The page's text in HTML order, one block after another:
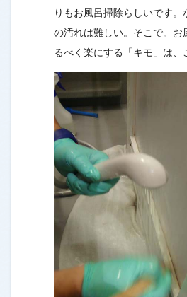
りもお風呂掃除らしいです。
の汚れは難しい。そこで。お
るべく楽にする「キモ」は、